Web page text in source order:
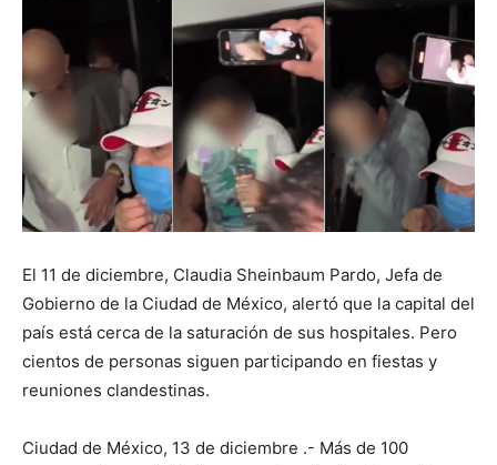
El 11 de diciembre, Claudia Sheinbaum Pardo, Jefa de
Gobierno de la Ciudad de México, alertó que la capital del
país está cerca de la saturación de sus hospitales. Pero
cientos de personas siguen participando en fiestas y
reuniones clandestinas.
Ciudad de México, 13 de diciembre .- Más de 100